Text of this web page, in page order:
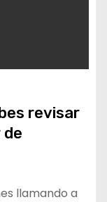
revisar
llamando a